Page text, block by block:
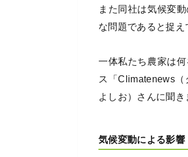
また同社は気候変
な問題であると捉え
一体私たち農家は
ス「Climatenews
よしお）さんに聞き
気候変動による影響